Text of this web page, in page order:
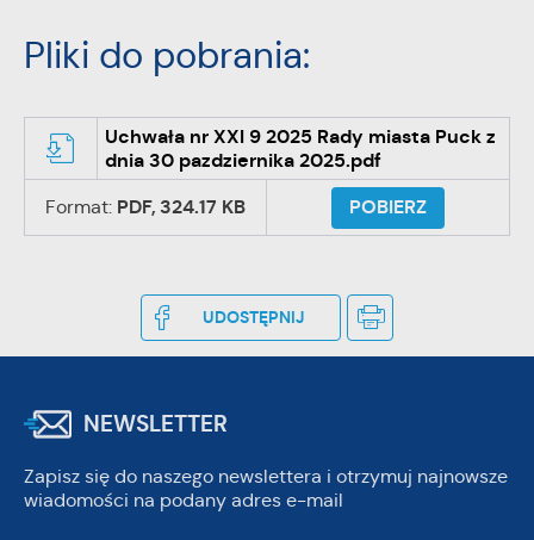
Pliki do pobrania:
Uchwała nr XXI 9 2025 Rady miasta Puck z
dnia 30 pazdziernika 2025.pdf
Format: PDF, 324.17 KB POBIERZ
UDOSTĘPNIJ
NEWSLETTER
Zapisz się do naszego newslettera i otrzymuj najnowsze
wiadomości na podany adres e-mail